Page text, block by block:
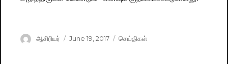
Author
ஆசிரியர்
Posted
June 19, 2017 Categories
செய்திகள்